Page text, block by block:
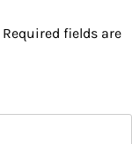
Required fields are